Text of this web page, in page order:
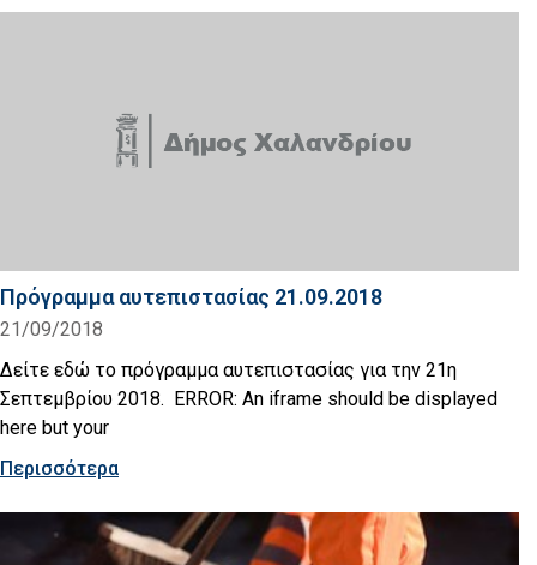
Πρόγραμμα αυτεπιστασίας 21.09.2018
21/09/2018
Δείτε εδώ το πρόγραμμα αυτεπιστασίας για την 21η
Σεπτεμβρίου 2018. ERROR: An iframe should be displayed
here but your
Περισσότερα